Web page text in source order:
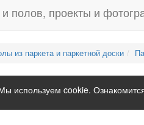
из паркета и паркетной доски
используем cookie.